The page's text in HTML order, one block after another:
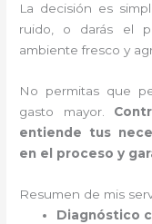
La decisión es
ruido, o darás el
ambiente fresco y
No permitas que
gasto mayor.
entiende tus
en el proceso y
Resumen de mis
Diagnóstico